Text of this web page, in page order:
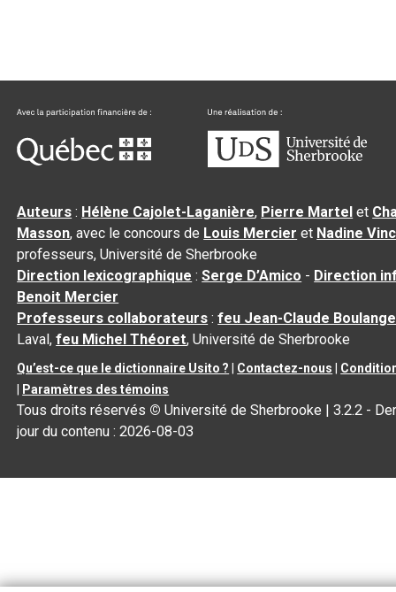
Auteurs : Hélène Cajolet-Laganière, Pierre Martel et
Masson, avec le concours de Louis Mercier et Nadine
professeurs, Université de Sherbrooke
Direction lexicographique :Serge D’Amico - Direction
Benoit Mercier
Professeurs collaborateurs :feu Jean-Claude
Laval,feu Michel Théoret, Université de Sherbrooke
Qu’est-ce que le dictionnaire Usito ? Contactez-nous
Paramètres des témoins
Tous droits réservés © Université de Sherbrooke |3.2.2 -
jour du contenu :2026-08-03